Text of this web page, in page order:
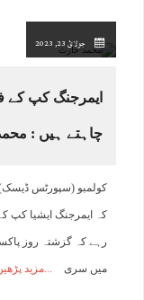
جولائ 23, 2023
ایمرجنگ کپ کے
چاہتے ہیں :
کولمبو (سپورٹس ڈیسک)
کہ ایمرجنگ ایشیا کپ
رہے کہ گزشتہ روز
میں سری مزید